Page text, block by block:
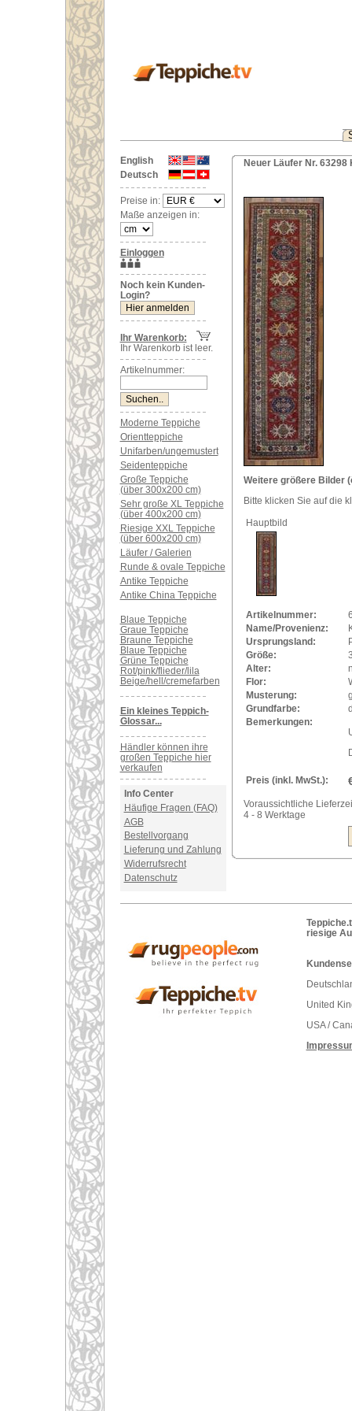
English
Deutsch
Preise in:
Maße anzeigen in:
Einloggen
Noch kein Kunden-
Login?
Ihr Warenkorb:
Ihr Warenkorb ist leer.
Artikelnummer:
Moderne Teppiche
Orientteppiche
Unifarben/ungemustert
Seidenteppiche
Große Teppiche
(über 300x200 cm)
Sehr große XL Teppiche
(über 400x200 cm)
Riesige XXL Teppiche
(über 600x200 cm)
Läufer / Galerien
Runde & ovale Teppiche
Antike Teppiche
Antike China Teppiche
Blaue Teppiche
Graue Teppiche
Braune Teppiche
Blaue Teppiche
Grüne Teppiche
Rot/pink/flieder/lila
Beige/hell/cremefarben
Ein kleines Teppich-
Glossar...
Händler können ihre
großen Teppiche hier
verkaufen
Info Center
Häufige Fragen (FAQ)
AGB
Bestellvorgang
Lieferung und Zahlung
Widerrufsrecht
Datenschutz
Neuer Läufer Nr.
Weitere größere Bilder
Bitte klicken Sie auf die
Hauptbild
Artikelnummer:
Name/Provenienz:
Ursprungsland:
Größe:
Alter:
Flor:
Musterung:
Grundfarbe:
Bemerkungen:
Preis (inkl. MwSt.):
Voraussichtliche
4 - 8 Werktage
riesige
United
USA /